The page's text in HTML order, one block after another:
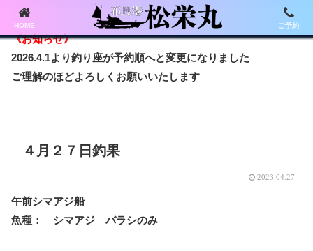
《お知らせ》
2026.4.1より釣り座が予約順へと変更になりました
ご理解のほどよろしくお願いいたします
４月２７日釣果
2023.04.27
午前シマアジ船
魚種： シマアジ バラシのみ
HOME ご予約